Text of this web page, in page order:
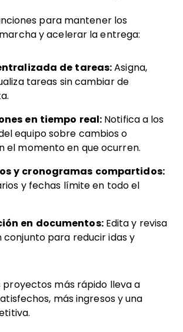
para mantener los
y acelerar la entrega:
de tareas: Asigna,
tareas sin cambiar de
en tiempo real: Notifica a los
equipo sobre cambios o
el momento en que ocurren.
y cronogramas compartidos:
y fechas límite en todo el
en documentos:Edita y revisa
conjunto para reducir idas y
más rápido lleva a
más ingresos y una